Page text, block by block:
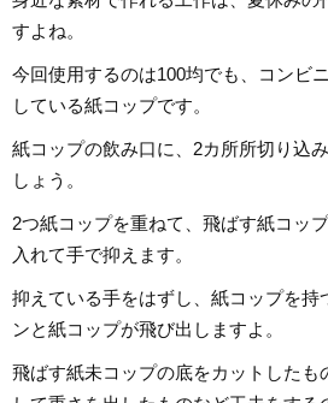
すよね。
今回使用するのは100均でも、コンビ
している紙コップです。
紙コップの飲み口に、2カ所所切り込
しょう。
2つ紙コップを重ねて、飛ばす紙コッ
入れて手で抑えます。
抑えている手をはずし、紙コップを持
ンと紙コップが飛び出しますよ。
飛ばす紙未コップの底をカットしたも